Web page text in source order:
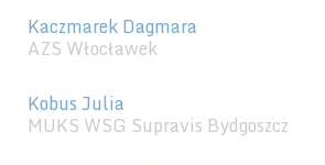
Kaczmarek Dagmara
AZS Włocławek
Kobus Julia
MUKS WSG Supravis Bydgoszcz